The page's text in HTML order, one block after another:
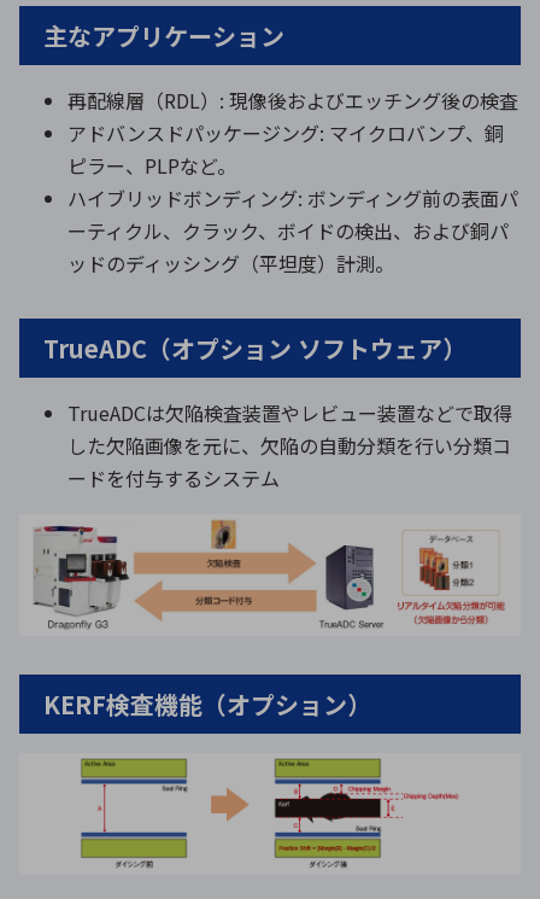
主なアプリケーション
再配線層（RDL）: 現像後およびエッチング後の検査
アドバンスドパッケージング: マイクロバンプ、銅
ピラー、PLPなど。
ハイブリッドボンディング: ボンディング前の表面パ
ーティクル、クラック、ボイドの検出、および銅パ
ッドのディッシング（平坦度）計測。
TrueADC（オプション ソフトウェア）
TrueADCは欠陥検査装置やレビュー装置などで取得
した欠陥画像を元に、欠陥の自動分類を行い分類コ
ードを付与するシステム
KERF検査機能（オプション）